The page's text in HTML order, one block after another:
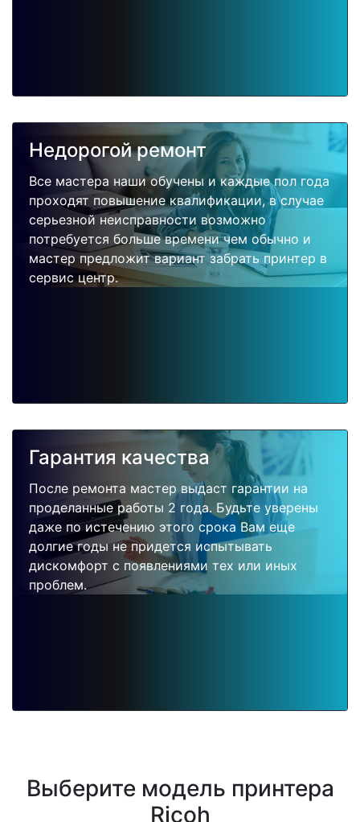
Недорогой ремонт
Все мастера наши обучены и каждые пол года
проходят повышение квалификации, в случае
серьезной неисправности возможно
потребуется больше времени чем обычно и
мастер предложит вариант забрать принтер в
сервис центр.
Гарантия качества
После ремонта мастер выдаст гарантии на
проделанные работы 2 года. Будьте уверены
даже по истечению этого срока Вам еще
долгие годы не придется испытывать
дискомфорт с появлениями тех или иных
проблем.
Выберите модель принтера
Ricoh